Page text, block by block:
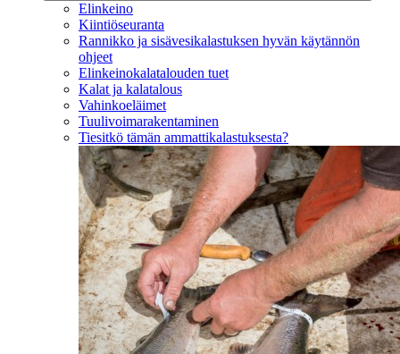
Elinkeino
Kiintiöseuranta
Rannikko ja sisävesikalastuksen hyvän käytännön
ohjeet
Elinkeinokalatalouden tuet
Kalat ja kalatalous
Vahinkoeläimet
Tuulivoimarakentaminen
Tiesitkö tämän ammattikalastuksesta?